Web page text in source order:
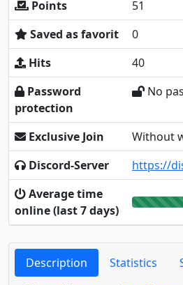
Points
51
Saved as favorit
0
Hits
40
Password
protection
No
Exclusive Join
Without
Discord-Server
https://
Average time
online (last 7 days)
Description Statistics